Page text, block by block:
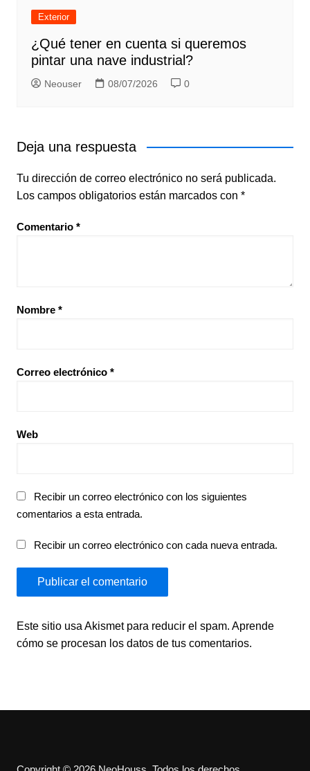
Exterior
¿Qué tener en cuenta si queremos
pintar una nave industrial?
Neouser 08/07/2026 0
Deja una respuesta
Tu dirección de correo electrónico no será publicada.
Los campos obligatorios están marcados con *
Comentario *
Nombre *
Correo electrónico *
Web
Recibir un correo electrónico con los siguientes
comentarios a esta entrada.
Recibir un correo electrónico con cada nueva entrada.
Este sitio usa Akismet para reducir el spam. Aprende
cómo se procesan los datos de tus comentarios.